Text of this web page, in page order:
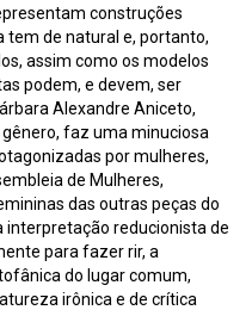
construções
tem de natural e, portanto,
assim como os modelos
podem, e devem, ser
Alexandre Aniceto,
faz uma minuciosa
por mulheres,
de Mulheres,
das outras peças do
reducionista de
para fazer rir, a
do lugar comum,
irônica e de crítica